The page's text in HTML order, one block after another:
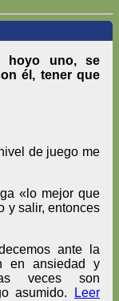
hoyo uno, se
él, tener que
de juego me
«lo mejor que
y salir, entonces
ante la
en ansiedad y
veces son
asumido.
Leer